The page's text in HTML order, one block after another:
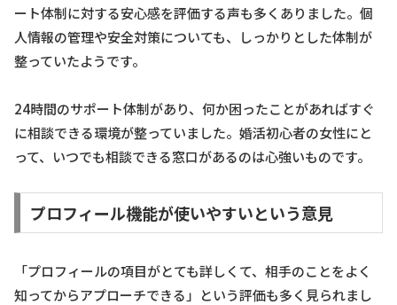
ート体制に対する安心感を評価する声も多くありました。個
人情報の管理や安全対策についても、しっかりとした体制が
整っていたようです。
24時間のサポート体制があり、何か困ったことがあればすぐ
に相談できる環境が整っていました。婚活初心者の女性にと
って、いつでも相談できる窓口があるのは心強いものです。
プロフィール機能が使いやすいという意見
「プロフィールの項目がとても詳しくて、相手のことをよく
知ってからアプローチできる」という評価も多く見られまし